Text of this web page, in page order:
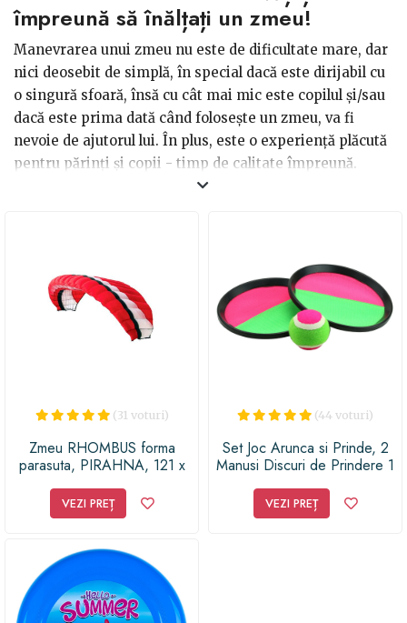
împreună să înălțați un zmeu!
Manevrarea unui zmeu nu este de dificultate mare, dar
nici deosebit de simplă, în special dacă este dirijabil cu
o singură sfoară, însă cu cât mai mic este copilul și/sau
dacă este prima dată când folosește un zmeu, va fi
nevoie de ajutorul lui. În plus, este o experiență plăcută
pentru părinți și copii - timp de calitate împreună.
(31 voturi)
Zmeu RHOMBUS forma
parasuta, PIRAHNA, 121 x
VEZI PREȚ
(44 voturi)
Set Joc Arunca si Prinde, 2
Manusi Discuri de Prindere 1
VEZI PREȚ